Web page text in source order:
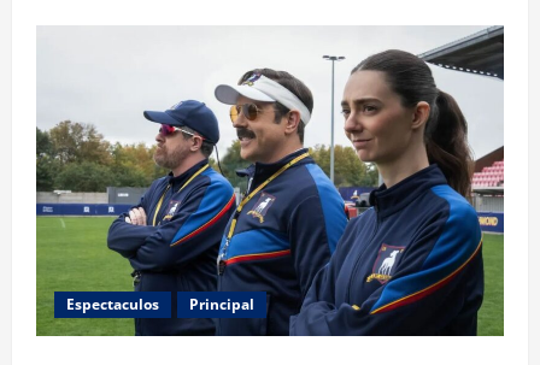
Espectaculos Principal